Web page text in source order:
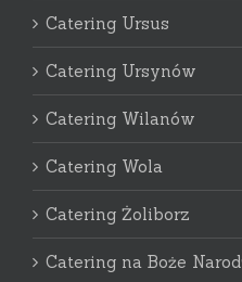
Catering Ursus
Catering Ursynów
Catering Wilanów
Catering Wola
Catering Żoliborz
Catering na Boże